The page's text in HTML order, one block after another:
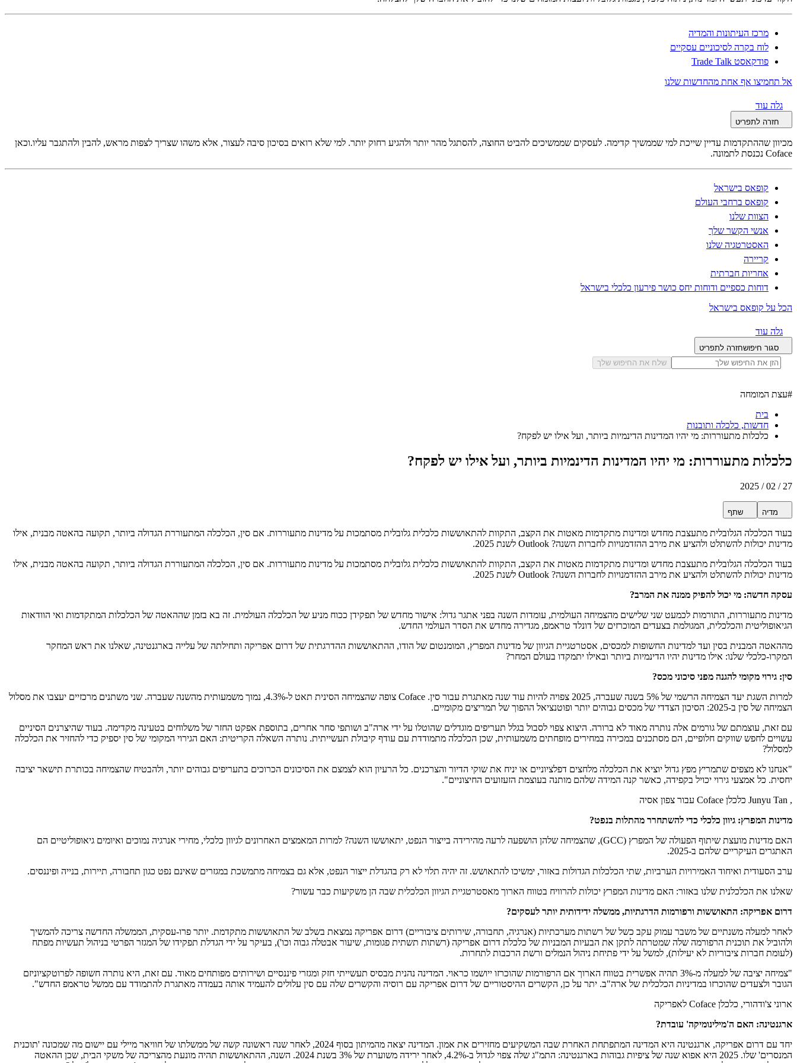
מרכז העיתונות והמדיה
לוח בקרה לסיכוניים עסקיים
פודקאסט Trade Talk
אל תחמיצו אף אחת מהחדשות שלנו
גלה עוד
חזרה לתפריט
מכיוון שההתקדמות עדיין שייכת למי שממשיך קדימה. לעסקים שממשיכים להביט החוצה, להסתגל מהר יותר ולהגיע רחוק יותר. למי שלא רואים בסיכון סיבה לעצור, אלא משהו שצריך לצפות מראש, להבין ולהתגבר עליו.וכאן
Coface נכנסת לתמונה.
קופאס בישראל
קופאס ברחבי העולם
הצוות שלנו
אנשי הקשר שלך
האסטרטגיה שלנו
קריירה
אחריות חברתית
דוחות כספיים ודוחות יחס כושר פירעון כלכלי בישראל
הכל על קופאס בישראל
גלה עוד
סגור חיפושחזרה לתפריט
שלח את החיפוש שלך
#עצת המומחה
בית
חדשות, כלכלה ותובנות
כלכלות מתעוררות: מי יהיו המדינות הדינמיות ביותר, ועל אילו יש לפקח?
כלכלות מתעוררות: מי יהיו המדינות הדינמיות ביותר, ועל אילו יש לפקח?
27 / 02 / 2025
מדיה שתף
בעוד הכלכלה הגלובלית מתעצבת מחדש ומדינות מתקדמות מאטות את הקצב, התקוות להתאוששות כלכלית גלובלית מסתמכות על מדינות מתעוררות. אם סין, הכלכלה המתעוררת הגדולה ביותר, תקועה בהאטה מבנית, אילו
מדינות יכולות להשתלט ולהציע את מירב ההזדמנויות לחברות השנה? Outlook לשנת 2025.
בעוד הכלכלה הגלובלית מתעצבת מחדש ומדינות מתקדמות מאטות את הקצב, התקוות להתאוששות כלכלית גלובלית מסתמכות על מדינות מתעוררות. אם סין, הכלכלה המתעוררת הגדולה ביותר, תקועה בהאטה מבנית, אילו
מדינות יכולות להשתלט ולהציע את מירב ההזדמנויות לחברות השנה? Outlook לשנת 2025.
עסקה חדשה: מי יכול להפיק ממנה את המרב?
מדינות מתעוררות, התורמות לכמעט שני שלישים מהצמיחה העולמית, עומדות השנה בפני אתגר גדול: אישור מחדש של תפקידן ככוח מניע של הכלכלה העולמית. זה בא בזמן שההאטה של ​​הכלכלות המתקדמות ואי הוודאות
הגיאופוליטית והכלכלית, המגולמת בצעדים המוכרזים של דונלד טראמפ, מגדירה מחדש את הסדר העולמי החדש.
מההאטה המבנית בסין ועד למדינות החשופות למכסים, אסטרטגיית הגיוון של מדינות המפרץ, המומנטום של הודו, ההתאוששות ההדרגתית של דרום אפריקה ותחילתה של עלייה בארגנטינה, שאלנו את ראש המחקר
המקרו-כלכלי שלנו: אילו מדינות יהיו הדינמיות ביותר ובאילו יתמקדו בעולם המחר?
סין: גירוי מקומי להגנה מפני סיכוני מכס?
למרות השגת יעד הצמיחה הרשמי של 5% בשנה שעברה, 2025 צפויה להיות עוד שנה מאתגרת עבור סין. Coface צופה שהצמיחה הסינית תאט ל-4.3%, נמוך משמעותית מהשנה שעברה. שני משתנים מרכזיים יעצבו את מסלול
הצמיחה של סין ב-2025: הסיכון הצדדי של מכסים גבוהים יותר ופוטנציאל ההפוך של תמריצים מקומיים.
עם זאת, עוצמתם של גורמים אלה נותרה מאוד לא ברורה. היצוא צפוי לסבול בגלל תעריפים מוגדלים שהוטלו על ידי ארה"ב ושותפי סחר אחרים, בתוספת אפקט החזר של משלוחים בטעינה מקדימה. בעוד שהיצרנים הסיניים
עשויים לחפש שווקים חלופיים, הם מסתכנים במכירה במחירים מופחתים משמעותית, שכן הכלכלה מתמודדת עם עודף קיבולת תעשייתית. נותרה השאלה הקריטית: האם הגירוי המקומי של סין יספיק כדי להחזיר את הכלכלה
למסלול?
"אנחנו לא מצפים שתמריץ מפץ גדול יוציא את הכלכלה מלחצים דפלציוניים או יניח את שוקי הדיור והצרכנים. כל הרעיון הוא לצמצם את הסיכונים הכרוכים בתעריפים גבוהים יותר, ולהבטיח שהצמיחה בכותרת תישאר יציבה
יחסית. כל אמצעי גירוי יכויל בקפידה, כאשר קנה המידה שלהם מותנה בעוצמת הזעזועים החיצוניים".
, Junyu Tan כלכלן Coface עבור צפון אסיה
מדינות המפרץ: גיוון כלכלי כדי להשתחרר מהתלות בנפט?
האם מדינות מועצת שיתוף הפעולה של המפרץ (GCC), שהצמיחה שלהן הושפעה לרעה מהירידה בייצור הנפט, יתאוששו השנה? למרות המאמצים האחרונים לגיוון כלכלי, מחירי אנרגיה נמוכים ואיומים גיאופוליטיים הם
האתגרים העיקריים שלהם ב-2025.
ערב הסעודית ואיחוד האמירויות הערביות, שתי הכלכלות הגדולות באזור, ימשיכו להתאושש. זה יהיה תלוי לא רק בהגדלת ייצור הנפט, אלא גם בצמיחה מתמשכת במגזרים שאינם נפט כגון תחבורה, תיירות, בנייה ופיננסים.
שאלנו את הכלכלנית שלנו באזור: האם מדינות המפרץ יכולות להרוויח בטווח הארוך מאסטרטגיית הגיוון הכלכלית שבה הן משקיעות כבר עשור?
דרום אפריקה: התאוששות ורפורמות הדרגתיות, ממשלה ידידותית יותר לעסקים?
לאחר למעלה משנתיים של משבר עמוק עקב כשל של רשתות מערכתיות (אנרגיה, תחבורה, שירותים ציבוריים) דרום אפריקה נמצאת בשלב של התאוששות מתקדמת. יותר פרו-עסקית, הממשלה החדשה צריכה להמשיך
ולהוביל את תוכנית הרפורמה שלה שמטרתה לתקן את הבעיות המבניות של כלכלת דרום אפריקה (רשתות תשתית פגומות, שיעור אבטלה גבוה וכו'), בעיקר על ידי הגדלת תפקידו של המגזר הפרטי בניהול תעשיות מפתח
(לעומת חברות ציבוריות לא יעילות), למשל על ידי פתיחת ניהול הנמלים ורשת הרכבות לתחרות.
"צמיחה יציבה של למעלה מ-3% תהיה אפשרית בטווח הארוך אם הרפורמות שהוכרזו ייושמו כראוי. המדינה נהנית מבסיס תעשייתי חזק ומגזרי פיננסיים ושירותים מפותחים מאוד. עם זאת, היא נותרה חשופה לפרוטקציוניזם
הגובר ולצעדים שהוכרזו במדיניות הכלכלית של ארה"ב. יתר על כן, הקשרים ההיסטוריים של דרום אפריקה עם רוסיה והקשרים שלה עם סין עלולים להעמיד אותה בעמדה מאתגרת להתמודד עם ממשל טראמפ החדש".
ארוני צ'ודהורי, כלכלן Coface לאפריקה
ארגנטינה: האם ה'מילינומיקה' עובדת?
יחד עם דרום אפריקה, ארגנטינה היא המדינה המתפתחת האחרת שבה המשקיעים מחזירים את אמון. המדינה יצאה מהמיתון בסוף 2024, לאחר שנה ראשונה קשה של ממשלתו של חוויאר מיילי עם יישום מה שמכונה 'תוכנית
המנסרים' שלו. 2025 היא אפוא שנה של ציפיות גבוהות בארגנטינה: התמ"ג שלה צפוי לגדול ב-4.2%, לאחר ירידה משוערת של 3% בשנת 2024. השנה, ההתאוששות תהיה מונעת מהצריכה של משקי הבית, שכן ההאטה